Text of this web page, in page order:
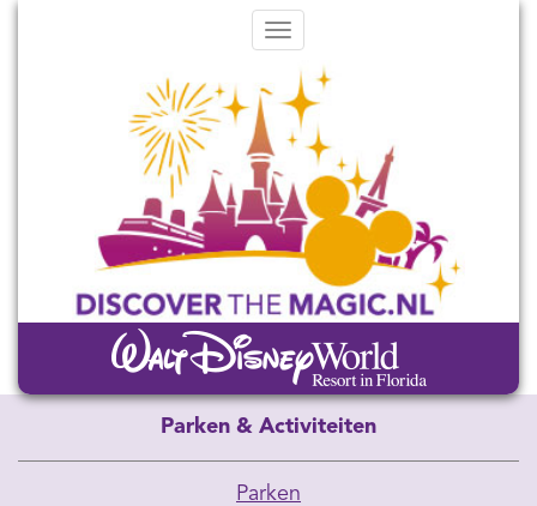
Menu
Parken & Activiteiten
Parken